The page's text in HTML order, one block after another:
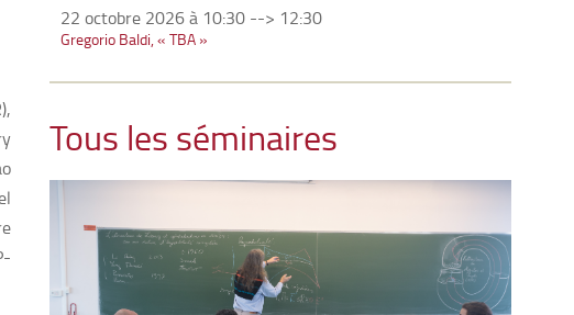
22 octobre 2026 à 10:30--> 12:30
Gregorio Baldi, « TBA »
Tous les séminaires